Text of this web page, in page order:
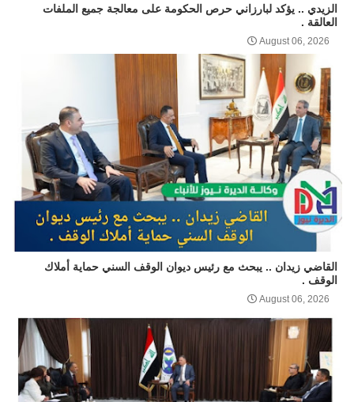
الزيدي .. يؤكد لبارزاني حرص الحكومة على معالجة جميع الملفات
العالقة .
August 06, 2026
القاضي زيدان .. يبحث مع رئيس ديوان الوقف السني حماية أملاك
الوقف .
August 06, 2026